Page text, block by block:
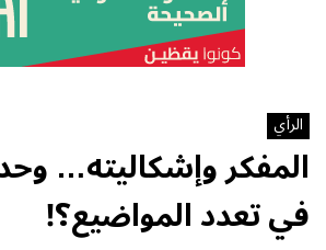
الرأي
المفكر وإشكاليته…
في تعدد المواضيع؟!